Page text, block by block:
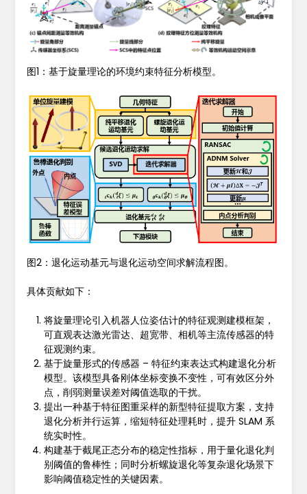
图1：基于旋量理论的环境约束特征分析模型。
图2：退化运动基元与退化运动空间求解流程图。
具体贡献如下：
将旋量理论引入机器人位姿估计的特征观测建模框架，
可直观表达激光雷达、超宽带、相机等主流传感器的特
征观测约束。
基于旋量形式的传感器 – 特征约束表达式构建退化分析
模型。该模型具备刚体坐标变换不变性，可有效区分外
点，削弱测量误差对阈值选取的干扰。
提出一种基于特征图重采样的新型特征提取方案，支持
退化分析并行运算，缩短特征处理耗时，提升 SLAM 系
统实时性。
构建基于截尾正态分布的稳定性指标，用于量化退化判
别阈值的鲁棒性；同时分析螺旋退化等复杂退化场景下
影响阈值稳定性的关键因素。